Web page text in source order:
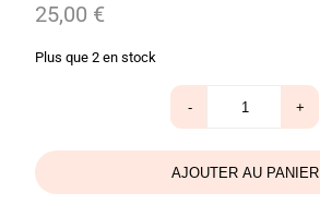
25,00 €
Plus que 2 en stock
de
Cabas
Melle
rêve
- +
AJOUTER AU PANIER